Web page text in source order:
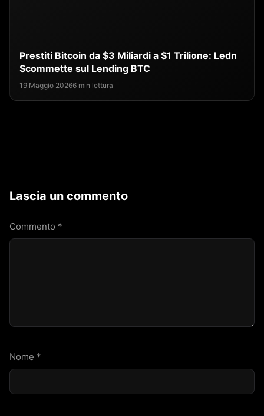
Prestiti Bitcoin da $3 Miliardi a $1 Trilione: Ledn
Scommette sul Lending BTC
19 Maggio 20266 min lettura
Lascia un commento
Commento *
Nome *